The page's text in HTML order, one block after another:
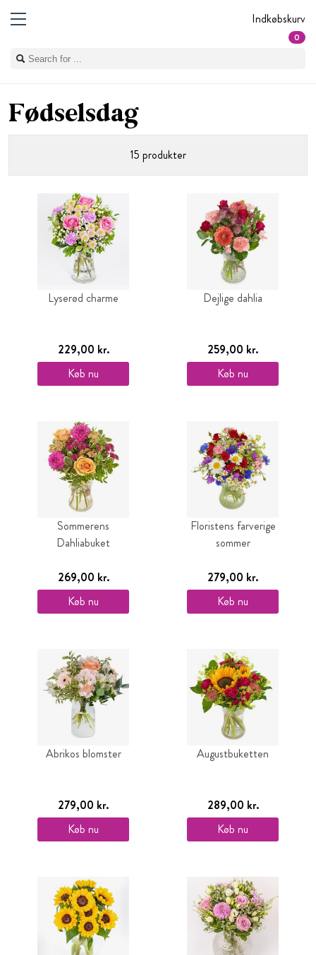
Indkøbskurv
0
Fødselsdag
15 produkter
Lyserød charme
229,00 kr.
Køb nu
Dejlige dahlia
259,00 kr.
Køb nu
Sommerens
Dahliabuket
269,00 kr.
Køb nu
Floristens farverige
sommer
279,00 kr.
Køb nu
Abrikos blomster
279,00 kr.
Køb nu
Augustbuketten
289,00 kr.
Køb nu